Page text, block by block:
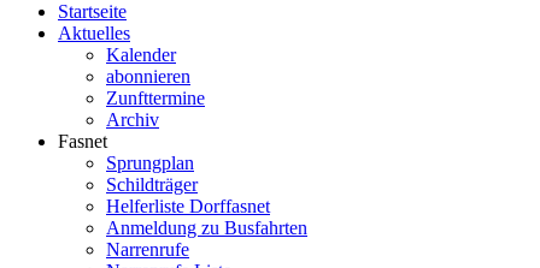
Startseite
Aktuelles
Kalender
abonnieren
Zunfttermine
Archiv
Fasnet
Sprungplan
Schildträger
Helferliste Dorffasnet
Anmeldung zu Busfahrten
Narrenrufe